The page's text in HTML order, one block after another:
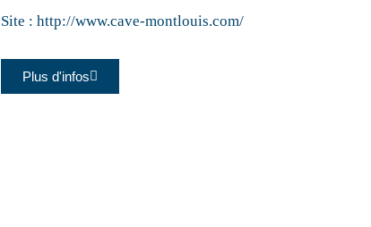
Site : http://www.cave-montlouis.com/
Plus d'infos